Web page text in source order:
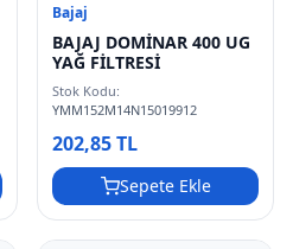
Bajaj
BAJAJ DOMİNAR 400 UG
YAĞ FİLTRESİ
Stok Kodu:
YMM152M14N15019912
202,85 TL
Sepete Ekle